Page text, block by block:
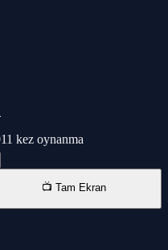
kez oynanma
📺 Tam Ekran